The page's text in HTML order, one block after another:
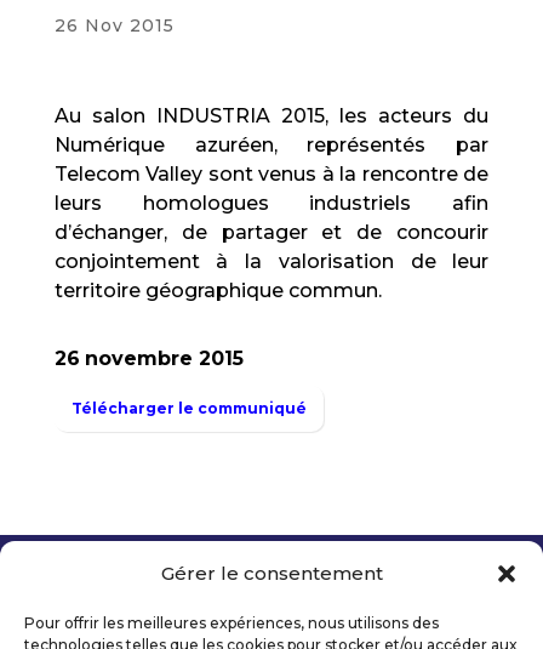
Gérer le consentement
Pour offrir les meilleures expériences, nous utilisons des
technologies telles que les cookies pour stocker et/ou accéder aux
26 Nov 2015
Au salon INDUSTRIA 2015, les acteurs du
Numérique azuréen, représentés par
Telecom Valley sont venus à la rencontre de
leurs homologues industriels afin
d’échanger, de partager et de concourir
conjointement à la valorisation de leur
territoire géographique commun.
26 novembre 2015
Télécharger le communiqué
Mentions légales